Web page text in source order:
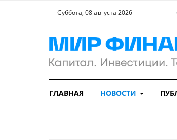
Суббота, 08 августа 2026
ГЛАВНАЯ НОВОСТИ